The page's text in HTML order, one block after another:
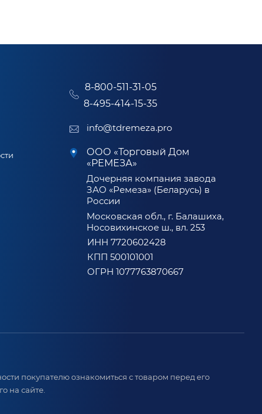
8-800-511-31-05
8-495-414-15-35
info@tdremeza.pro
ООО «Торговый Дом
«РЕМЕЗА»
Дочерняя компания завода
ЗАО «Ремеза» (Беларусь) в
России
Московская обл., г. Балашиха,
Носовихинское ш., вл. 253
ИНН 7720602428
КПП 500101001
ОГРН 1077763870667
покупателю ознакомиться с товаром перед его
на сайте.